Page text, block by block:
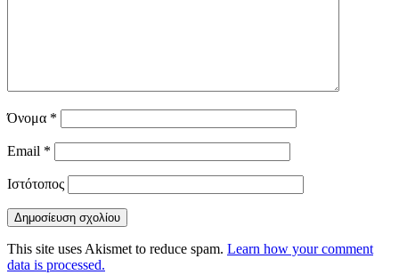
Όνομα *
Email *
Ιστότοπος
This site uses Akismet to reduce spam. Learn how your comment
data is processed.